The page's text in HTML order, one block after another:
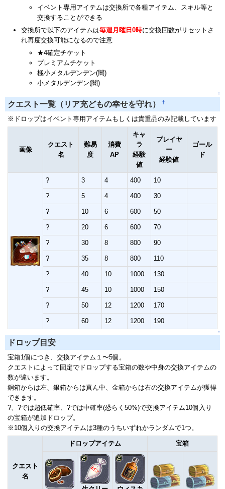
イベント専用アイテムは交換所で各種アイテム、スキル等と
交換することができる
交換所で以下のアイテムは毎週月曜日0時に交換回数がリセットさ
れ再度交換可能になるので注意
★4確定チケット
プレミアムチケット
極小メタルデンデン(闇)
小メタルデンデン(闇)
↑
クエスト一覧（リア充どもの幸せを守れ） †
※ドロップはイベント専用アイテムもしくは貴重品のみ記載しています
画像
クエスト
名
難易
度
消費
AP
キャ
ラ
経験
値
プレイヤ
ー
経験値
ゴール
ド
? 3 4 400 10
? 5 4 400 30
? 10 6 600 50
? 20 6 600 70
? 30 8 800 90
? 35 8 800 110
? 40 10 1000 130
? 45 10 1000 150
? 50 12 1200 170
? 60 12 1200 190
↑
ドロップ目安 †
宝箱1個につき、交換アイテム１〜5個。
クエストによって固定でドロップする宝箱の数や中身の交換アイテムの
数が違います。
銅箱からは左、銀箱からは真ん中、金箱からは右の交換アイテムが獲得
できます。
?、?では超低確率、?では中確率(恐らく50%)で交換アイテム10個入り
の宝箱が追加ドロップ。
※10個入りの交換アイテムは3種のうちいずれかランダムで1つ。
クエスト
名
ドロップアイテム 宝箱